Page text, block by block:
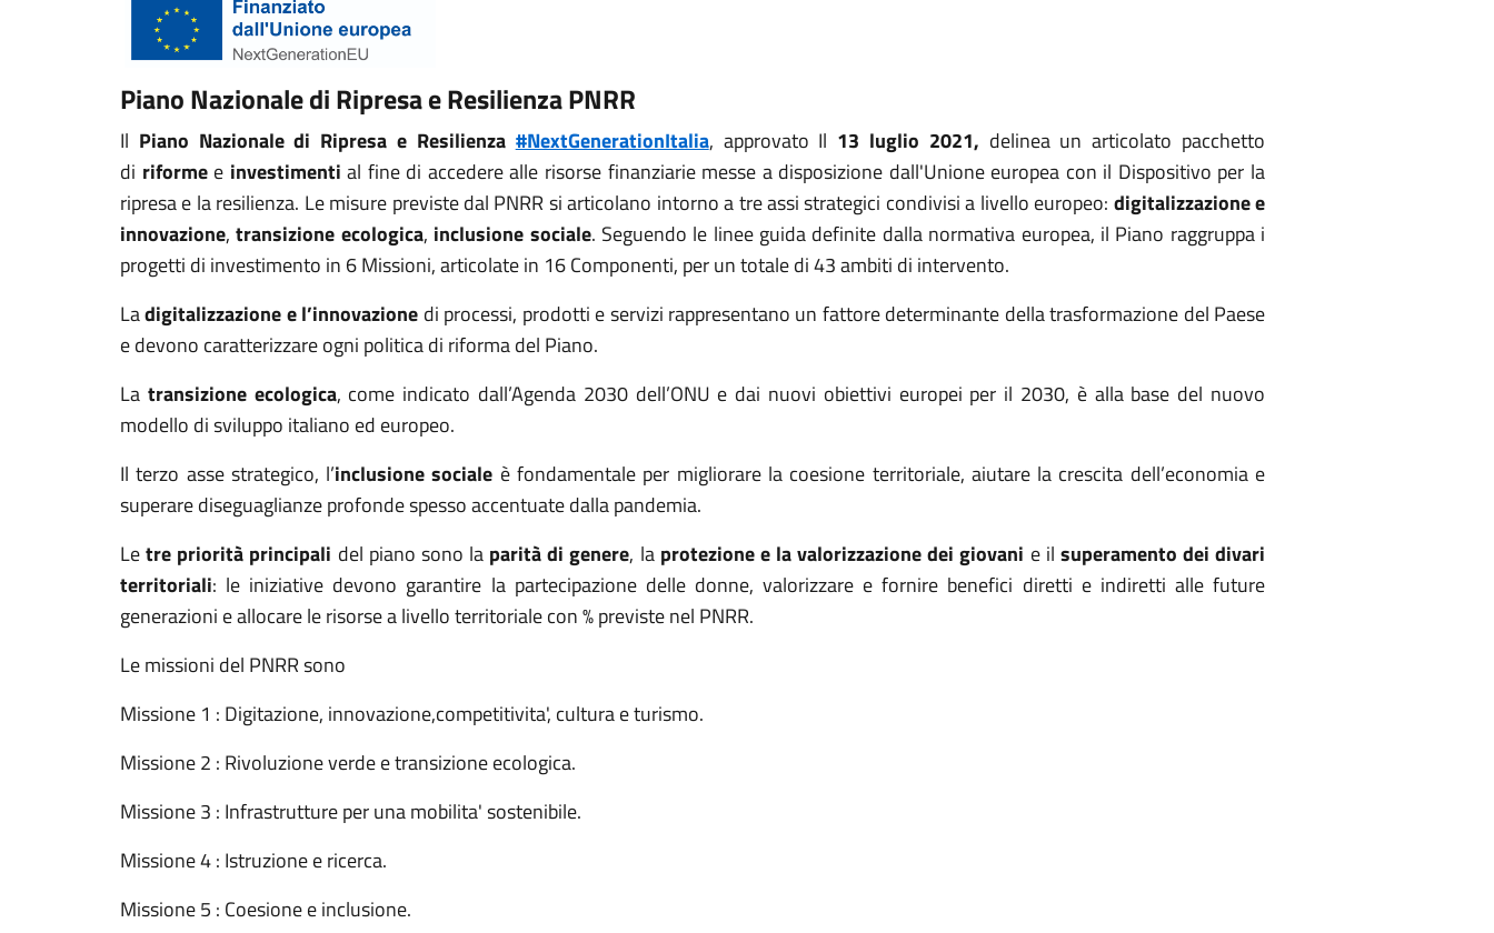
Piano Nazionale di Ripresa e Resilienza PNRR
Il Piano Nazionale di Ripresa e Resilienza #NextGenerationItalia, approvato Il 13 luglio 2021, delinea un articolato pacchetto
di riformee investimenti al fine di accedere alle risorse finanziarie messe a disposizione dall'Unione europea con il Dispositivo per la
ripresa e la resilienza. Le misure previste dal PNRR si articolano intorno a tre assi strategici condivisi a livello europeo: digitalizzazione e
innovazione,transizione ecologica, inclusione sociale. Seguendo le linee guida definite dalla normativa europea, il Piano raggruppa i
progetti di investimento in 6 Missioni, articolate in 16 Componenti, per un totale di 43 ambiti di intervento.
Ladigitalizzazione e l’innovazione di processi, prodotti e servizi rappresentano un fattore determinante della trasformazione del Paese
e devono caratterizzare ogni politica di riforma del Piano.
La transizione ecologica, come indicato dall’Agenda 2030 dell’ONU e dai nuovi obiettivi europei per il 2030, è alla base del nuovo
modello di sviluppo italiano ed europeo.
Il terzo asse strategico, l’inclusione sociale è fondamentale per migliorare la coesione territoriale, aiutare la crescita dell’economia e
superare diseguaglianze profonde spesso accentuate dalla pandemia.
Letre priorità principali del piano sono la parità di genere, la protezione e la valorizzazione dei giovani e il superamento dei divari
territoriali: le iniziative devono garantire la partecipazione delle donne, valorizzare e fornire benefici diretti e indiretti alle future
generazioni e allocare le risorse a livello territoriale con % previste nel PNRR.
Le missioni del PNRR sono
Missione 1 : Digitazione, innovazione,competitivita', cultura e turismo.
Missione 2 : Rivoluzione verde e transizione ecologica.
Missione 3 : Infrastrutture per una mobilita' sostenibile.
Missione 4 : Istruzione e ricerca.
Missione 5 : Coesione e inclusione.